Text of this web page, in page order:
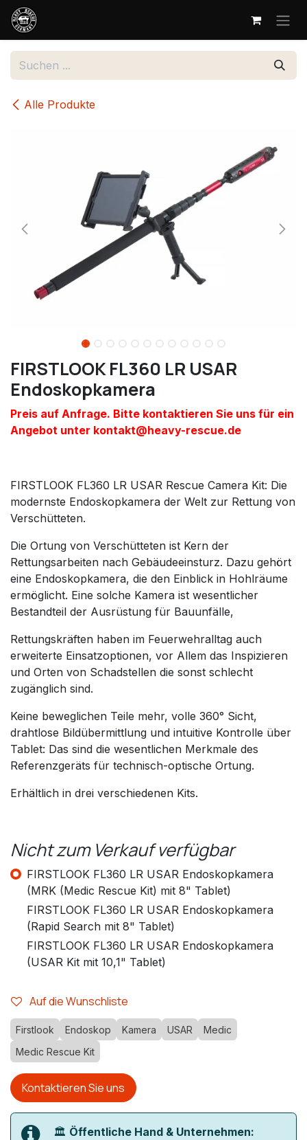
Zum Inhalt springen
Alle Produkte
FIRSTLOOK FL360 LR USAR
Endoskopkamera
Preis auf Anfrage. Bitte kontaktieren Sie uns für ein
Angebot unter kontakt@heavy-rescue.de
FIRSTLOOK FL360 LR USAR Rescue Camera Kit: Die
modernste Endoskopkamera der Welt zur Rettung von
Verschütteten.
Die Ortung von Verschütteten ist Kern der
Rettungsarbeiten nach Gebäudeeinsturz. Dazu gehört
eine Endoskopkamera, die den Einblick in Hohlräume
ermöglicht. Eine solche Kamera ist wesentlicher
Bestandteil der Ausrüstung für Bauunfälle,
Rettungskräften haben im Feuerwehralltag auch
erweiterte Einsatzoptionen, vor Allem das Inspizieren
und Orten von Schadstellen die sonst schlecht
zugänglich sind.
Keine beweglichen Teile mehr, volle 360° Sicht,
drahtlose Bildübermittlung und intuitive Kontrolle über
Tablet: Das sind die wesentlichen Merkmale des
Referenzgeräts für technisch-optische Ortung.
Erhältlich in drei verschiedenen Kits.
Nicht zum Verkauf verfügbar
FIRSTLOOK FL360 LR USAR Endoskopkamera
(MRK (Medic Rescue Kit) mit 8" Tablet)
FIRSTLOOK FL360 LR USAR Endoskopkamera
(Rapid Search mit 8" Tablet)
FIRSTLOOK FL360 LR USAR Endoskopkamera
(USAR Kit mit 10,1" Tablet)
Auf die Wunschliste
Firstlook Endoskop Kamera USAR
Medic
Medic Rescue Kit
Kontaktieren Sie uns
🏛️ Öffentliche Hand & Unternehmen: